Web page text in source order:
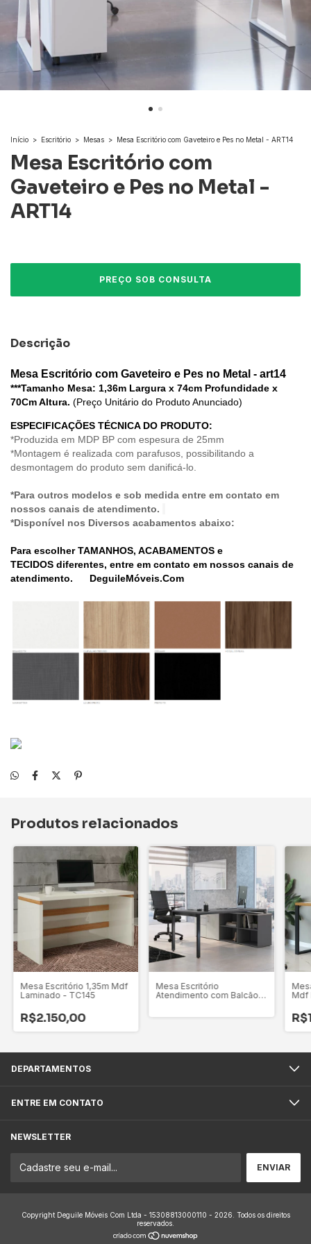
Início > Escritório > Mesas > Mesa Escritório com Gaveteiro e Pes no Metal - ART14
Mesa Escritório com
Gaveteiro e Pes no Metal -
ART14
Descrição
Mesa Escritório com Gaveteiro e Pes no Metal - art14
***Tamanho Mesa: 1,36m Largura x 74cm Profundidade x
70Cm Altura. (Preço Unitário do Produto Anunciado)
ESPECIFICAÇÕES TÉCNICA DO PRODUTO:
*Produzida em MDP BP com espesura de 25mm
*Montagem é realizada com parafusos, possibilitando a
desmontagem do produto sem danificá-lo.
*Para outros modelos e sob medida entre em contato em
nossos canais de atendimento.
*Disponível nos Diversos acabamentos abaixo:
Para escolherTAMANHOS, ACABAMENTOS e
TECIDOS diferentes, entre em contato em nossos canais de
atendimento. DeguileMóveis.Com
Produtos relacionados
Mesa Escritório 1,35m Mdf
Laminado - TC145
R$2.150,00
Mesa Escritório
Atendimento com Balcão
Mdf
DEPARTAMENTOS
ENTRE EM CONTATO
NEWSLETTER
Copyright Deguile Móveis Com Ltda - 15308813000110 - 2026. Todos os direitos
reservados.